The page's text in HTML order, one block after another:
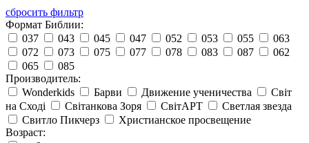
сбросить фильтр
Формат Библии:
037
043 045 047 052 053 055
063
072
073 075 077 078 083 087
062
065
085
Производитель:
Wonderkids
Барви Движение ученичества
Світ
на Сході
Світанкова Зоря СвітАРТ
Светлая звезда
Свитло Пикчерз
Христианское просвещение
Возраст: